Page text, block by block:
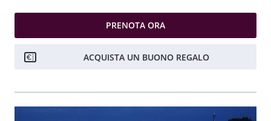
PRENOTA ORA
ACQUISTA UN BUONO REGALO